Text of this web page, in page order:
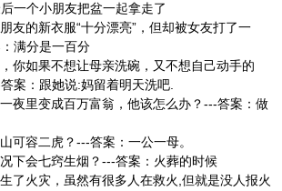
一个小朋友把盆一起拿走了
友的新衣服“十分漂亮”，但却被女友打了一
满分是一百分
你如果不想让母亲洗碗，又不想自己动手的
案：跟她说:妈留着明天洗吧.
夜里变成百万富翁，他该怎么办？---答案：做
可容二虎？---答案：一公一母。
下会七窍生烟？---答案：火葬的时候
了火灾，虽然有很多人在救火,但就是没人报火